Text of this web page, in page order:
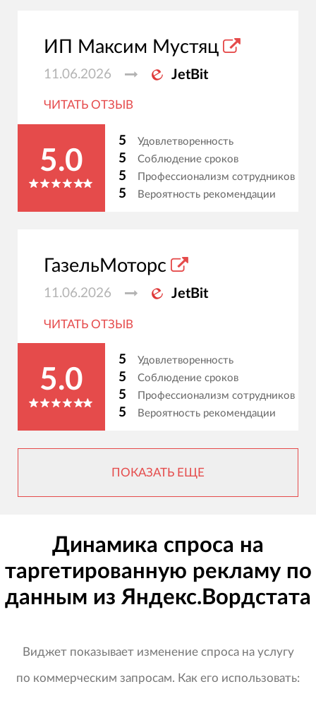
ИП Максим Мустяц
11.06.2026 JetBit
ЧИТАТЬ ОТЗЫВ
5.0
5 Удовлетворенность
5 Соблюдение сроков
5 Профессионализм сотрудников
5 Вероятность рекомендации
ГазельМоторс
11.06.2026 JetBit
ЧИТАТЬ ОТЗЫВ
5.0
5 Удовлетворенность
5 Соблюдение сроков
5 Профессионализм сотрудников
5 Вероятность рекомендации
ПОКАЗАТЬ ЕЩЕ
Динамика спроса на
таргетированную рекламу по
данным из Яндекс.Вордстата
Виджет показывает изменение спроса на услугу
по коммерческим запросам. Как его использовать: